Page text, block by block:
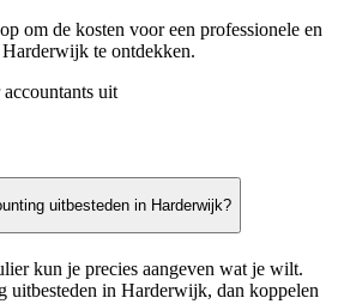
om de kosten voor een professionele en
te ontdekken.
uit
uitbesteden in Harderwijk?
kun je precies aangeven wat je wilt.
uitbesteden in Harderwijk, dan koppelen